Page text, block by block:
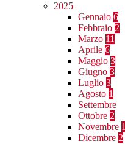
2025
Gennaio 6
Febbraio 2
Marzo 11
Aprile 6
Maggio 3
Giugno 3
Luglio 3
Agosto 1
Settembre
Ottobre 2
Novembre 1
Dicembre 2